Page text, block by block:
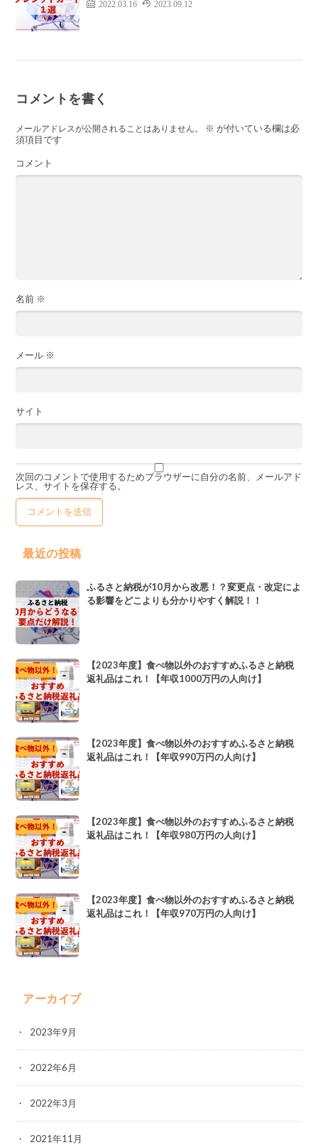
2022.03.16 2023.09.12
コメントを書く
メールアドレスが公開されることはありません。 ※ が付いている欄は必
須項目です
コメント
名前 ※
メール ※
サイト
次回のコメントで使用するためブラウザーに自分の名前、メールアド
レス、サイトを保存する。
最近の投稿
ふるさと納税が10月から改悪！？変更点・改定によ
る影響をどこよりも分かりやすく解説！！
【2023年度】食べ物以外のおすすめふるさと納税
返礼品はこれ！【年収1000万円の人向け】
【2023年度】食べ物以外のおすすめふるさと納税
返礼品はこれ！【年収990万円の人向け】
【2023年度】食べ物以外のおすすめふるさと納税
返礼品はこれ！【年収980万円の人向け】
【2023年度】食べ物以外のおすすめふるさと納税
返礼品はこれ！【年収970万円の人向け】
アーカイブ
2023年9月
2022年6月
2022年3月
2021年11月